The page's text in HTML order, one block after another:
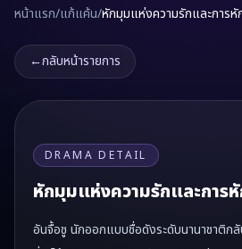
หน้าแรก/แก้แค้น/หักมุมแห่งความรักและการหั
←กลับหน้ารายการ
DRAMA DETAIL
หักมุมแห่งความรักและการ
อันจื้อชู นักออกแบบชื่อดังระดับนานาชาติก